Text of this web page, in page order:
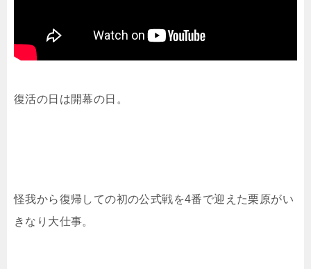
復活の日は開幕の日。
怪我から復帰しての初の公式戦を4番で迎えた栗原がい
きなり大仕事。